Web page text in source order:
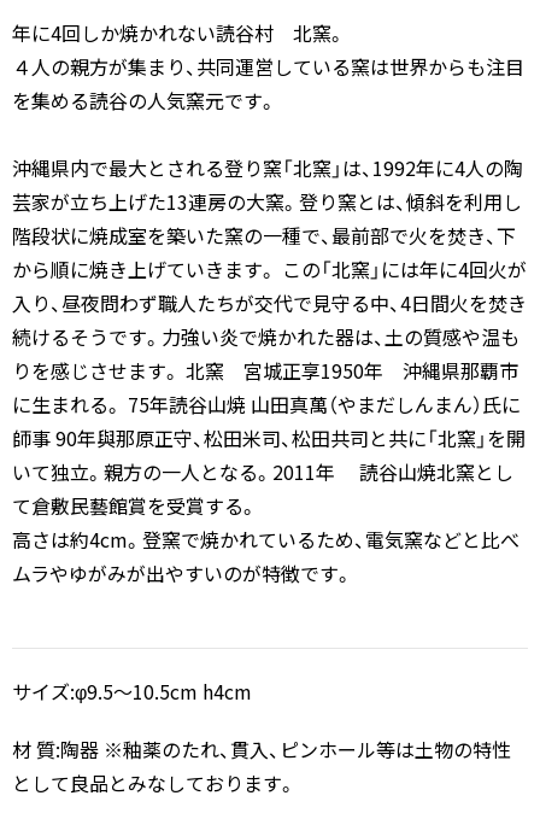
年に4回しか焼かれない読谷村 北窯。
４人の親方が集まり、共同運営している窯は世界からも注目
を集める読谷の人気窯元です。
沖縄県内で最大とされる登り窯「北窯」は、1992年に4人の陶
芸家が立ち上げた13連房の大窯。登り窯とは、傾斜を利用し
階段状に焼成室を築いた窯の一種で、最前部で火を焚き、下
から順に焼き上げていきます。 この「北窯」には年に4回火が
入り、昼夜問わず職人たちが交代で見守る中、4日間火を焚き
続けるそうです。力強い炎で焼かれた器は、土の質感や温も
りを感じさせます。 北窯 宮城正享1950年 沖縄県那覇市
に生まれる。 75年読谷山焼 山田真萬（やまだしんまん）氏に
師事 90年與那原正守、松田米司、松田共司と共に「北窯」を開
いて独立。親方の一人となる。2011年 読谷山焼北窯とし
て倉敷民藝館賞を受賞する。
高さは約4cm。登窯で焼かれているため、電気窯などと比べ
ムラやゆがみが出やすいのが特徴です。
サイズ:φ9.5～10.5cm h4cm
材 質:陶器 ※釉薬のたれ、貫入、ピンホール等は土物の特性
として良品とみなしております。